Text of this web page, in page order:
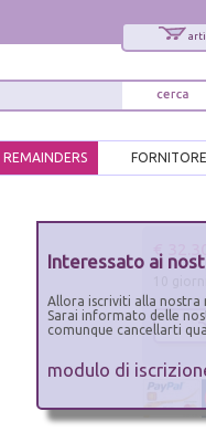
FORNITORE
REMAINDERS
€ 32.30
Interessato ai
Allora iscriviti alla nostra
Sarai informato delle
comunque cancellarti
modulo di